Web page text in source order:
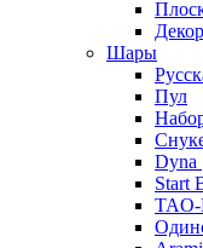
Шары
Пул
Dyna
Start